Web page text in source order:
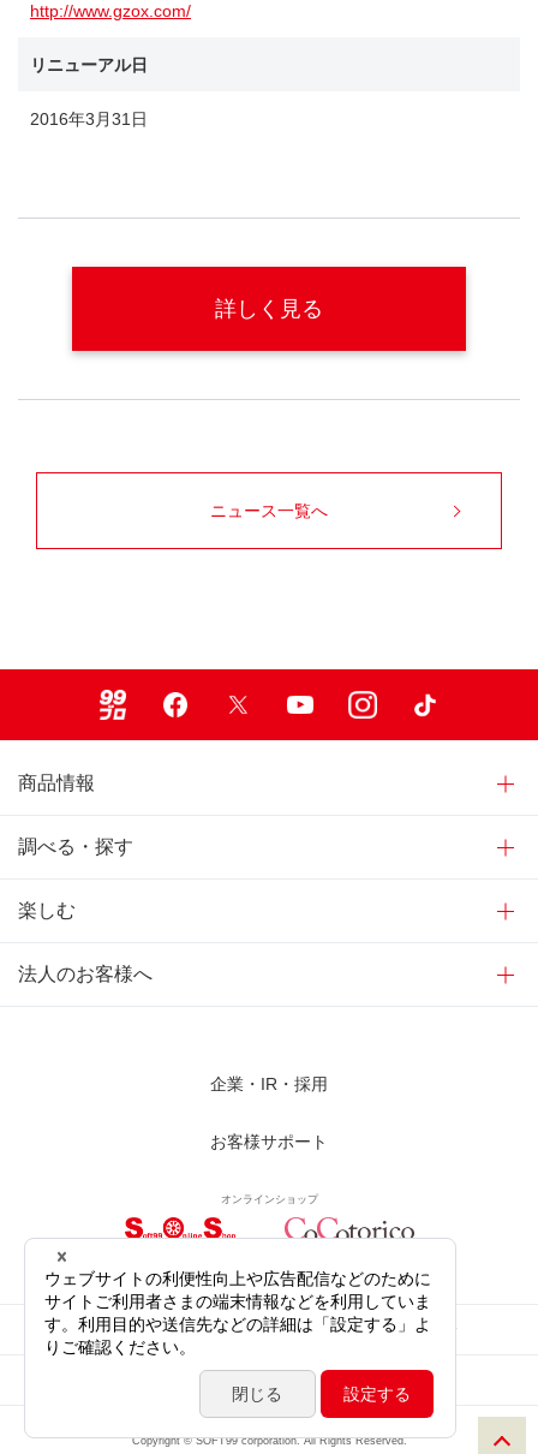
http://www.gzox.com/
リニューアル日
2016年3月31日
詳しく見る
ニュース一覧へ
商品情報
調べる・探す
楽しむ
法人のお客様へ
企業・IR・採用
お客様サポート
オンラインショップ
サイトご利用にあたって プライバシーポリシー
サイトマップ
Copyright © SOFT99 corporation. All Rights Reserved.